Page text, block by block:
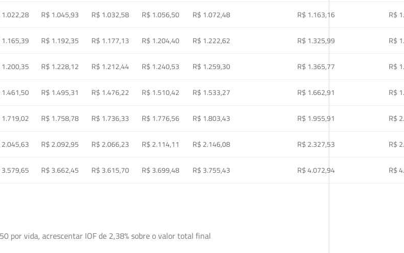
1.022,28 R$ 1.045,93 R$ 1.032,58 R$ 1.056,50 R$ 1.072,48 R$ 1.163,16
R$
1.165,39 R$ 1.192,35 R$ 1.177,13 R$ 1.204,40 R$ 1.222,62 R$ 1.325,99
R$
1.200,35 R$ 1.228,12 R$ 1.212,44 R$ 1.240,53 R$ 1.259,30 R$ 1.365,77
R$
1.461,50 R$ 1.495,31 R$ 1.476,22 R$ 1.510,42 R$ 1.533,27 R$ 1.662,91
R$
1.719,02 R$ 1.758,78 R$ 1.736,33 R$ 1.776,56 R$ 1.803,43 R$ 1.955,91
R$
2.045,63 R$ 2.092,95 R$ 2.066,23 R$ 2.114,11 R$ 2.146,08 R$ 2.327,53
R$
3.579,65 R$ 3.662,45 R$ 3.615,70 R$ 3.699,48 R$ 3.755,43 R$ 4.072,94 R$
por vida, acrescentar IOF de 2,38% sobre o valor total final